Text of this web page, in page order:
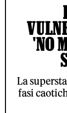
'NO
La
fasi